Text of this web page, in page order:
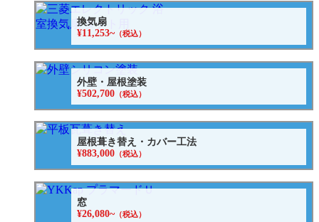
換気扇
¥11,253~（税込）
外壁・屋根塗装
¥502,700 （税込）
屋根葺き替え・カバー工法
¥883,000 （税込）
窓
¥26,080~（税込）